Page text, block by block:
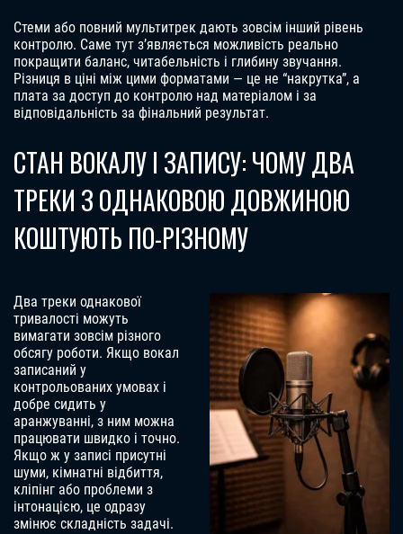
Стеми або повний мультитрек дають зовсім інший рівень
контролю. Саме тут з’являється можливість реально
покращити баланс, читабельність і глибину звучання.
Різниця в ціні між цими форматами — це не “накрутка”, а
плата за доступ до контролю над матеріалом і за
відповідальність за фінальний результат.
СТАН ВОКАЛУ І ЗАПИСУ: ЧОМУ ДВА
ТРЕКИ З ОДНАКОВОЮ ДОВЖИНОЮ
КОШТУЮТЬ ПО-РІЗНОМУ
Два треки однакової
тривалості можуть
вимагати зовсім різного
обсягу роботи. Якщо вокал
записаний у
контрольованих умовах і
добре сидить у
аранжуванні, з ним можна
працювати швидко і точно.
Якщо ж у записі присутні
шуми, кімнатні відбиття,
кліпінг або проблеми з
інтонацією, це одразу
змінює складність задачі.